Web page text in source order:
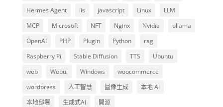
Hermes Agent iis javascript Linux
LLM
MCP
Microsoft NFT Nginx Nvidia
ollama
OpenAI
PHP Plugin Python
rag
Raspberry Pi
Stable Diffusion TTS
Ubuntu
web
Webui Windows
woocommerce
wordpress
人工智慧 圖像生成
本地 AI
本地部署
生成式AI 開源